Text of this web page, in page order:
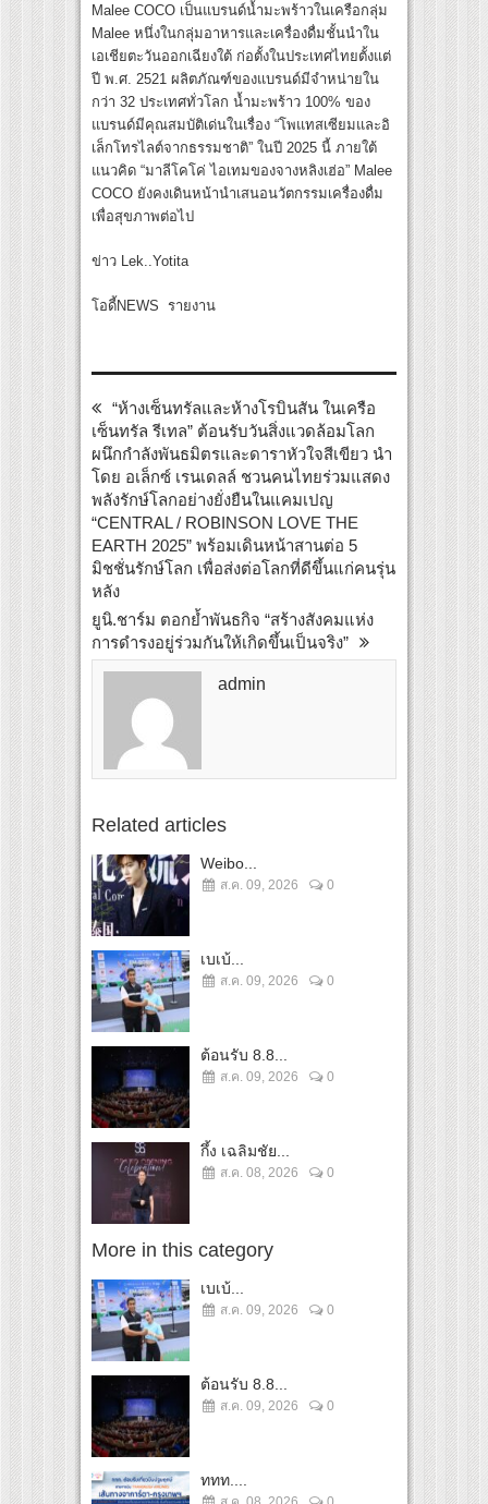
Malee COCO เป็นแบรนด์น้ำมะพร้าวในเครือกลุ่ม
Malee หนึ่งในกลุ่มอาหารและเครื่องดื่มชั้นนำใน
เอเชียตะวันออกเฉียงใต้ ก่อตั้งในประเทศไทยตั้งแต่
ปี พ.ศ. 2521 ผลิตภัณฑ์ของแบรนด์มีจำหน่ายใน
กว่า 32 ประเทศทั่วโลก น้ำมะพร้าว 100% ของ
แบรนด์มีคุณสมบัติเด่นในเรื่อง “โพแทสเซียมและอิ
เล็กโทรไลต์จากธรรมชาติ” ในปี 2025 นี้ ภายใต้
แนวคิด “มาลีโคโค่ ไอเทมของจางหลิงเฮ่อ” Malee
COCO ยังคงเดินหน้านำเสนอนวัตกรรมเครื่องดื่ม
เพื่อสุขภาพต่อไป
ข่าว Lek..Yotita
โอดี้NEWS รายงาน
“ห้างเซ็นทรัลและห้างโรบินสัน ในเครือ
เซ็นทรัล รีเทล” ต้อนรับวันสิ่งแวดล้อมโลก
ผนึกกำลังพันธมิตรและดาราหัวใจสีเขียว นำ
โดย อเล็กซ์ เรนเดลล์ ชวนคนไทยร่วมแสดง
พลังรักษ์โลกอย่างยั่งยืนในแคมเปญ
“CENTRAL / ROBINSON LOVE THE
EARTH 2025” พร้อมเดินหน้าสานต่อ 5
มิชชั่นรักษ์โลก เพื่อส่งต่อโลกที่ดีขึ้นแก่คนรุ่น
หลัง
ยูนิ.ชาร์ม ตอกย้ำพันธกิจ “สร้างสังคมแห่ง
การดำรงอยู่ร่วมกันให้เกิดขึ้นเป็นจริง”
admin
Related articles
Weibo...
ส.ค. 09, 2026 0
เบเบ้...
ส.ค. 09, 2026 0
ต้อนรับ 8.8...
ส.ค. 09, 2026 0
กึ้ง เฉลิมชัย...
ส.ค. 08, 2026 0
More in this category
เบเบ้...
ส.ค. 09, 2026 0
ต้อนรับ 8.8...
ส.ค. 09, 2026 0
ททท....